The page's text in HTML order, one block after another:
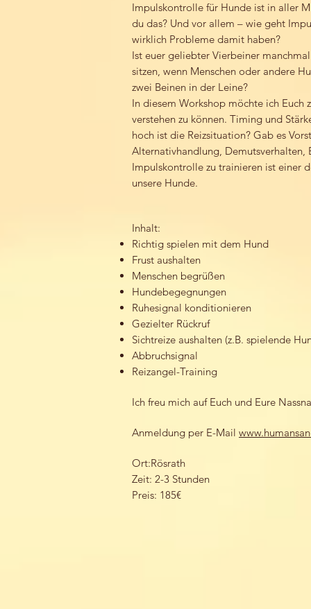
Impulskontrolle für Hunde ist in aller
du das? Und vor allem – wie geht
wirklich Probleme damit haben?
Ist euer geliebter Vierbeiner
sitzen, wenn Menschen oder andere
zwei Beinen in der Leine?
In diesem Workshop möchte ich Euch
verstehen zu können. Timing und
hoch ist die Reizsituation? Gab es
Alternativhandlung, Demutsverhalten,
Impulskontrolle zu trainieren ist einer
unsere Hunde.
Inhalt:
Richtig spielen mit dem Hund
Frust aushalten
Menschen begrüßen
Hundebegegnungen
Ruhesignal konditionieren
Gezielter Rückruf
Sichtreize aushalten (z.B. spielende
Abbruchsignal
Reizangel-Training
Ich freu mich auf Euch und Eure
Anmeldung per E-Mail
Ort:Rösrath
Zeit: 2-3 Stunden
Preis: 185€